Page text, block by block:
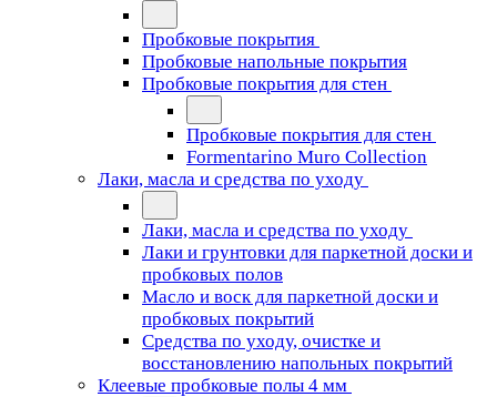
Пробковые покрытия
Пробковые напольные покрытия
Пробковые покрытия для стен
Пробковые покрытия для стен
Formentarino Muro Collection
Лаки, масла и средства по уходу
Лаки, масла и средства по уходу
Лаки и грунтовки для паркетной доски и
пробковых полов
Масло и воск для паркетной доски и
пробковых покрытий
Средства по уходу, очистке и
восстановлению напольных покрытий
Клеевые пробковые полы 4 мм